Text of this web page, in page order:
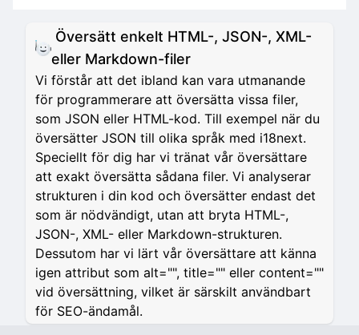
Översätt enkelt HTML-, JSON-, XML-
eller Markdown-filer
Vi förstår att det ibland kan vara utmanande
för programmerare att översätta vissa filer,
som JSON eller HTML-kod. Till exempel när du
översätter JSON till olika språk med i18next.
Speciellt för dig har vi tränat vår översättare
att exakt översätta sådana filer. Vi analyserar
strukturen i din kod och översätter endast det
som är nödvändigt, utan att bryta HTML-,
JSON-, XML- eller Markdown-strukturen.
Dessutom har vi lärt vår översättare att känna
igen attribut som alt="", title="" eller content=""
vid översättning, vilket är särskilt användbart
för SEO-ändamål.